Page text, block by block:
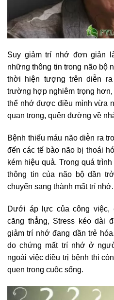
Suy giảm trí nhớ đơn giản
những thông tin trong não bộ
thời hiện tượng trên diễn
trường hợp nghiêm trọng
thể nhớ được điều mình vừa
quan trọng, quên đường về
Bệnh thiếu máu não diễn ra
đến các tế bào não bị thoái
kém hiệu quả. Trong quá
thông tin của não bộ dần
chuyển sang thành mất trí nhớ.
Dưới áp lực của công việc,
căng thẳng, Stress kéo dài
giảm trí nhớ đang dần trẻ
do chứng mất trí nhớ ở
ngoài việc điều trị bệnh thì
quen trong cuộc sống.